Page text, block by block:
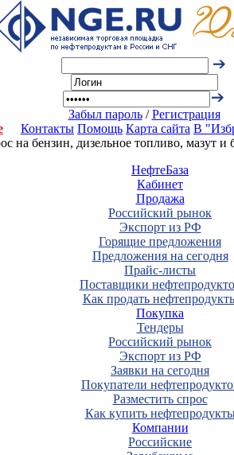
Забыл пароль/Регистрация
Контакты Помощь Карта сайта В
на бензин, дизельное топливо, мазут
НефтеБаза
Кабинет
Продажа
Российский рынок
Экспорт из РФ
Горящие предложения
Предложения на сегодня
Прайс-листы
Поставщики
Как продать
Покупка
Тендеры
Российский рынок
Экспорт из РФ
Заявки на сегодня
Покупатели
Разместить спрос
Как купить
Компании
Российские